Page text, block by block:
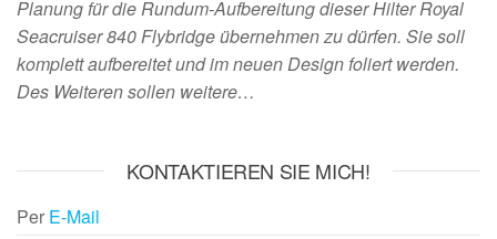
Planung für die Rundum-Aufbereitung dieser Hilter Royal
Seacruiser 840 Flybridge übernehmen zu dürfen. Sie soll
komplett aufbereitet und im neuen Design foliert werden.
Des Weiteren sollen weitere…
KONTAKTIEREN SIE MICH!
Per E-Mail